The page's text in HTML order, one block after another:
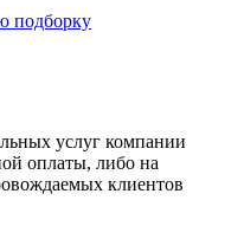
подборку
услуг компании
оплаты, либо на
клиентов